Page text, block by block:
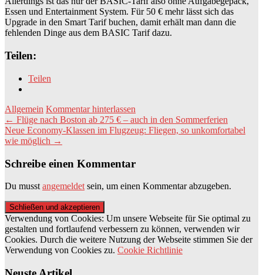
Essen und Entertainment System. Für 50 € mehr lässt sich das
Upgrade in den Smart Tarif buchen, damit erhält man dann die
fehlenden Dinge aus dem BASIC Tarif dazu.
Teilen:
Teilen
Allgemein Kommentar hinterlassen
Beitragsnavigation
← Flüge nach Boston ab 275 € – auch in den Sommerferien
Neue Economy-Klassen im Flugzeug: Fliegen, so unkomfortabel
wie möglich →
Schreibe einen Kommentar
Du musst angemeldet sein, um einen Kommentar abzugeben.
Verwendung von Cookies: Um unsere Webseite für Sie optimal zu
gestalten und fortlaufend verbessern zu können, verwenden wir
Cookies. Durch die weitere Nutzung der Webseite stimmen Sie der
Verwendung von Cookies zu. Cookie Richtlinie